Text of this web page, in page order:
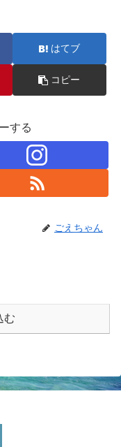
はてブ
コピー
する
ごえちゃん
む